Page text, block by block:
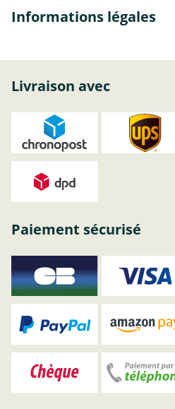
Informations légales
Livraison avec
Paiement sécurisé